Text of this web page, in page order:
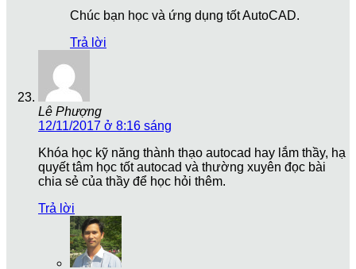
Chúc bạn học và ứng dụng tốt AutoCAD.
Trả lời
Lê Phượng
12/11/2017 ở 8:16 sáng
Khóa học kỹ năng thành thạo autocad hay lắm thầy, hạ
quyết tâm học tốt autocad và thường xuyên đọc bài
chia sẻ của thầy để học hỏi thêm.
Trả lời